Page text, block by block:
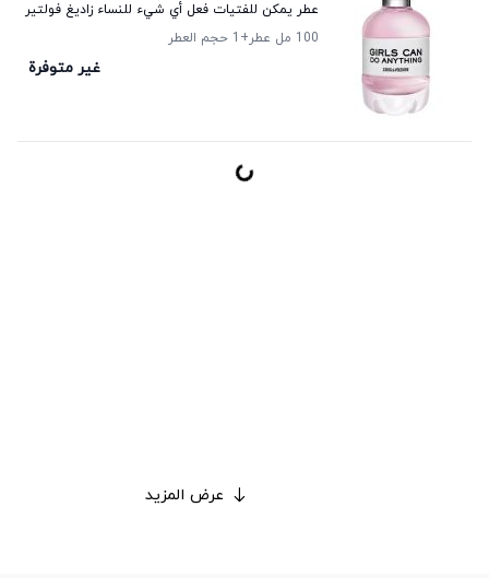
عطر يمكن للفتيات فعل أي شيء للنساء زاديغ فولتير
100 مل عطر
+1 حجم العطر
غير متوفرة
عرض المزيد